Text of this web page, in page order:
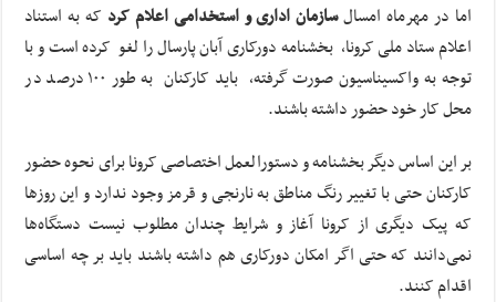
اما در مهرماه امسالسازمان اداری و استخدامی اعلام کرد که به استناد
اعلام ستاد ملی کرونا، ‌ بخشنامه دورکاری آبان پارسال را لغو کرده است و با
توجه به واکسیناسیون صورت گرفته، ‌ باید کارکنان به طور ۱۰۰ درصد در
محل کار خود حضور داشته باشند.
بر این اساس دیگر بخشنامه و دستورالعمل اختصاصی کرونا برای نحوه حضور
کارکنان حتی با تغییر رنگ مناطق به نارنجی و قرمز وجود ندارد و این روزها
که پیک دیگری از کرونا آغاز و شرایط چندان مطلوب نیست دستگاه‌ها
نمی‌دانند که حتی اگر امکان دورکاری هم داشته باشند باید بر چه اساسی
اقدام کنند.